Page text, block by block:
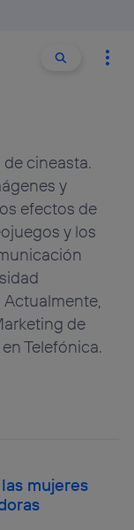
Buscar
cineasta.
y
efectos de
y los
de
Telefónica.
mujeres